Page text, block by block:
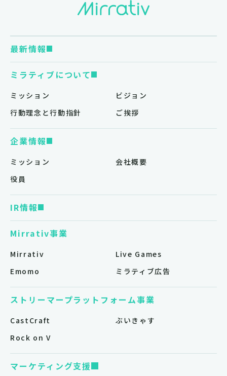
最新情報
ミラティブについて
ミッション
ビジョン
行動理念と行動指針
ご挨拶
企業情報
ミッション
会社概要
役員
IR情報
Mirrativ事業
Mirrativ
Live Games
Emomo
ミラティブ広告
ストリーマープラットフォーム事業
CastCraft
ぶいきゃす
Rock on V
マーケティング支援